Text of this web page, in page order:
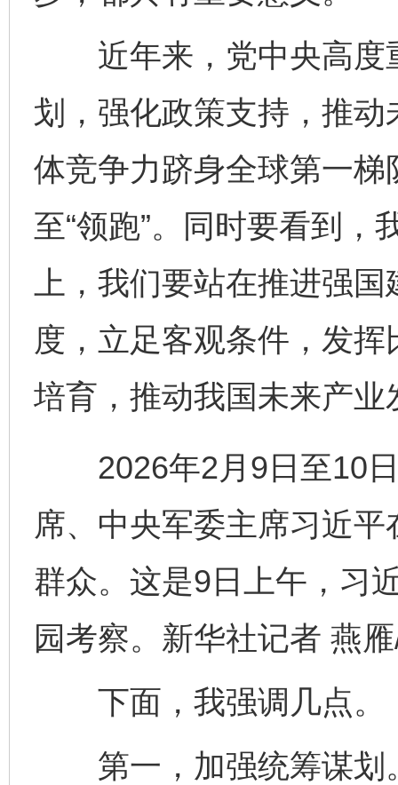
近年来，党中央高度
划，强化政策支持，推
体竞争力跻身全球第一梯
至“领跑”。同时要看到
上，我们要站在推进强
度，立足客观条件，发
培育，推动我国未来产
2026年2月9日至10日
席、中央军委主席习近
群众。这是9日上午，习
园考察。新华社记者 燕
下面，我强调几点。
第一，加强统筹谋划